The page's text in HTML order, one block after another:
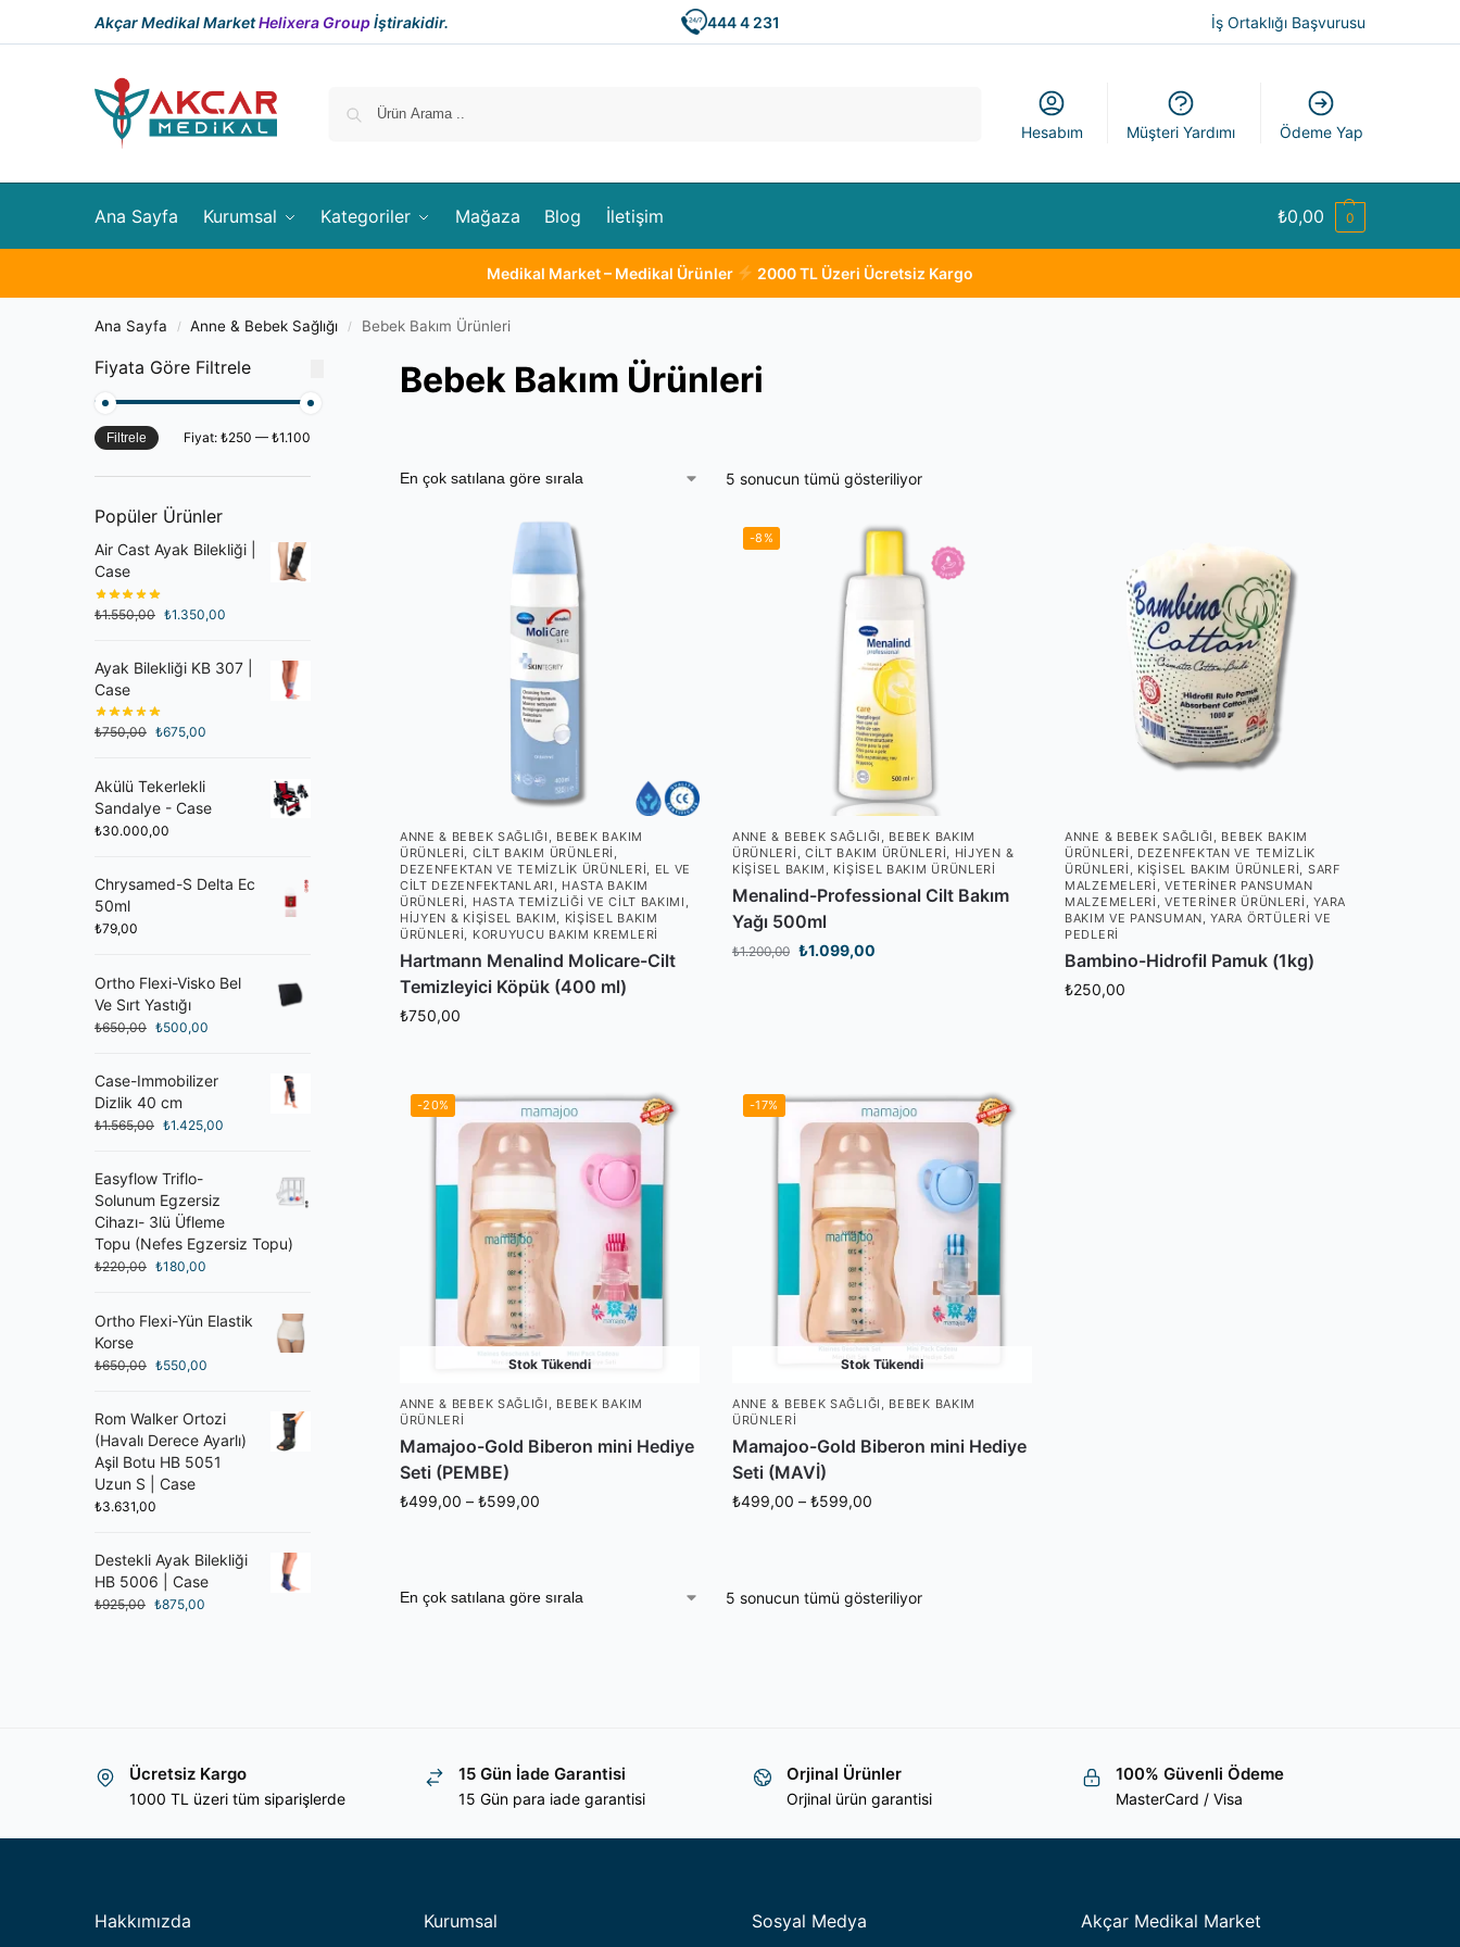
Akçar Medikal MarketHelixera Groupİştirakidir. 444 4 231 İş Ortaklığı Başvurusu
Hesabım Müşteri Yardımı Ödeme Yap
Ana Sayfa Kurumsal Kategoriler Mağaza Blog İletişim ₺0,00 0
Medikal Market – Medikal Ürünler 2000 TL Üzeri Ücretsiz Kargo
Ana Sayfa / Anne & Bebek Sağlığı / Bebek Bakım Ürünleri
Bebek Bakım Ürünleri
5 sonucun tümü gösteriliyor
ANNE & BEBEK SAĞLIĞI , BEBEK BAKIM
ÜRÜNLERI, CILT BAKIM ÜRÜNLERI ,
DEZENFEKTAN VE TEMIZLIK ÜRÜNLERI, EL VE
CILT DEZENFEKTANLARI , HASTA BAKIM
ÜRÜNLERI, HASTA TEMIZLIĞI VE CILT BAKIMI ,
HIJYEN & KIŞISEL BAKIM, KIŞISEL BAKIM
ÜRÜNLERI, KORUYUCU BAKIM KREMLERI
Hartmann Menalind Molicare-Cilt
Temizleyici Köpük (400 ml)
₺750,00
-8%
ANNE & BEBEK SAĞLIĞI , BEBEK BAKIM
ÜRÜNLERI , CILT BAKIM ÜRÜNLERI, HIJYEN &
KIŞISEL BAKIM , KIŞISEL BAKIM ÜRÜNLERI
Menalind-Professional Cilt Bakım
Yağı 500ml
₺1.200,00 ₺1.099,00
ANNE & BEBEK SAĞLIĞI , BEBEK BAKIM
ÜRÜNLERI , DEZENFEKTAN VE TEMIZLIK
ÜRÜNLERI , KIŞISEL BAKIM ÜRÜNLERI, SARF
MALZEMELERI ,VETERINER PANSUMAN
MALZEMELERI ,VETERINER ÜRÜNLERI ,YARA
BAKIM VE PANSUMAN,YARA ÖRTÜLERI VE
PEDLERI
Bambino-Hidrofil Pamuk (1kg)
₺250,00
-20%
Stok Tükendi
ANNE & BEBEK SAĞLIĞI , BEBEK BAKIM
ÜRÜNLERI
Mamajoo-Gold Biberon mini Hediye
Seti (PEMBE)
₺499,00 – ₺599,00
-17%
Stok Tükendi
ANNE & BEBEK SAĞLIĞI , BEBEK BAKIM
ÜRÜNLERI
Mamajoo-Gold Biberon mini Hediye
Seti (MAVİ)
₺499,00 – ₺599,00
5 sonucun tümü gösteriliyor
Fiyata Göre Filtrele
Filtrele Fiyat: ₺250 — ₺1.100
Popüler Ürünler
Air Cast Ayak Bilekliği |
Case
₺1.550,00 ₺1.350,00
Ayak Bilekliği KB 307 |
Case
₺750,00 ₺675,00
Akülü Tekerlekli
Sandalye - Case
₺30.000,00
Chrysamed-S Delta Ec
50ml
₺79,00
Ortho Flexi-Visko Bel
Ve Sırt Yastığı
₺650,00 ₺500,00
Case-Immobilizer
Dizlik 40 cm
₺1.565,00 ₺1.425,00
Easyflow Triflo-
Solunum Egzersiz
Cihazı- 3lü Üfleme
Topu (Nefes Egzersiz Topu)
₺220,00 ₺180,00
Ortho Flexi-Yün Elastik
Korse
₺650,00 ₺550,00
Rom Walker Ortozi
(Havalı Derece Ayarlı)
Aşil Botu HB 5051
Uzun S | Case
₺3.631,00
Destekli Ayak Bilekliği
HB 5006 | Case
₺925,00 ₺875,00
Ücretsiz Kargo
1000 TL üzeri tüm siparişlerde
15 Gün İade Garantisi
15 Gün para iade garantisi
Orjinal Ürünler
Orjinal ürün garantisi
100% Güvenli Ödeme
MasterCard / Visa
Hakkımızda Kurumsal Sosyal Medya Akçar Medikal Market